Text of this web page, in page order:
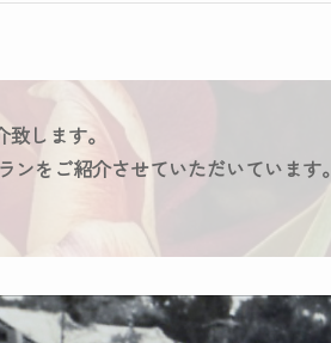
します。
をご紹介させていただいています。